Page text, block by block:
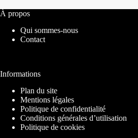
À propos
Qui sommes-nous
Contact
Informations
Plan du site
Mentions légales
Politique de confidentialité
Conditions générales d’utilisation
Politique de cookies